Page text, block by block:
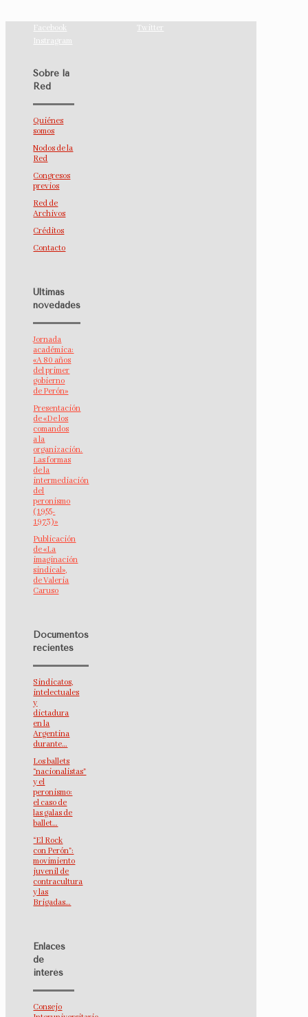
Facebook
Twitter
Instragram
Sobre la
Red
Quiénes
somos
Nodos de la
Red
Congresos
previos
Red de
Archivos
Créditos
Contacto
Últimas
novedades
Jornada
académica:
«A 80 años
del primer
gobierno
de Perón»
Presentación
de «De los
comandos
a la
organización.
Las formas
de la
intermediación
del
peronismo
(1955-
1973)»
Publicación
de «La
imaginación
sindical»,
de Valeria
Caruso
Documentos
recientes
Sindicatos,
intelectuales
y
dictadura
en la
Argentina
durante…
Los ballets
“nacionalistas”
y el
peronismo:
el caso de
las galas de
ballet…
“El Rock
con Perón”:
movimiento
juvenil de
contracultura
y las
Brigadas…
Enlaces
de
interés
Consejo